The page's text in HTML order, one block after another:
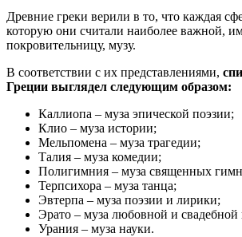
Древние греки верили в то, что каждая
которую они считали наиболее важной,
покровительницу, музу.
В соответствии с их представлениями,
Греции выглядел следующим образом:
Каллиопа – муза эпической поэзии;
Клио – муза истории;
Мельпомена – муза трагедии;
Талия – муза комедии;
Полигимния – муза священных
Терпсихора – муза танца;
Эвтерпа – муза поэзии и лирики;
Эрато – муза любовной и свадебной
Урания – муза науки.